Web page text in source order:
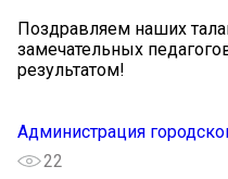
Поздравляем наших
замечательных
результатом!
Администрация
22